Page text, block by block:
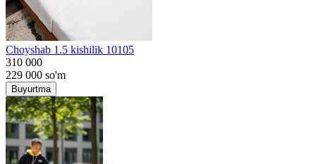
Choyshab 1.5 kishilik 10105
310 000
229 000 so'm
Buyurtma